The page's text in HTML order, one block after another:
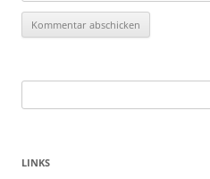
nach:
LINKS